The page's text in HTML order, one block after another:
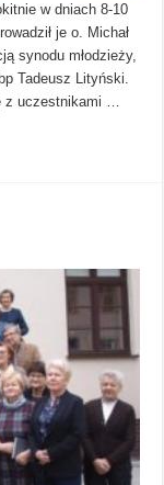
w dniach 8-10
je o. Michał
synodu młodzieży,
Tadeusz Lityński.
z uczestnikami …